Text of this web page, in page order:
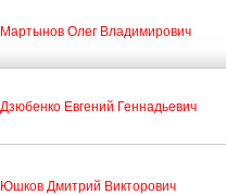
Мартынов Олег Владимирович
Дзюбенко Евгений Геннадьевич
Юшков Дмитрий Викторович